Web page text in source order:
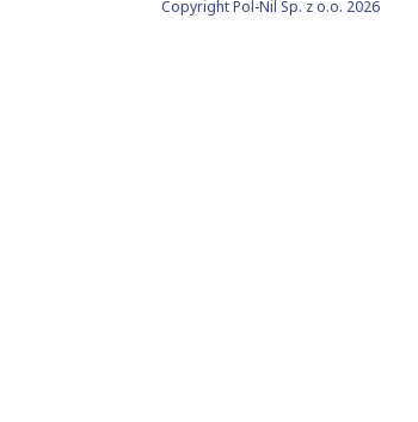
Copyright Pol-Nil Sp. z o.o. 2026